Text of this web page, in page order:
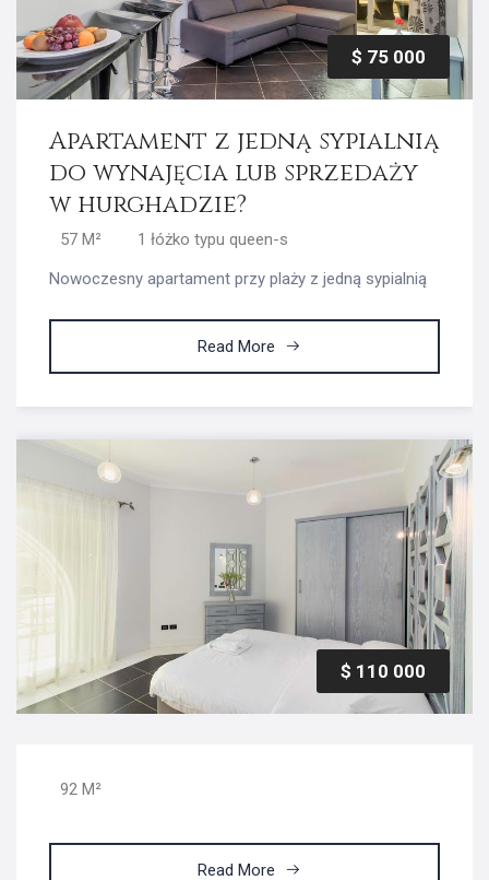
$ 75 000
Apartament z jedną sypialnią
do wynajęcia lub sprzedaży
w hurghadzie?
57 M²
1 łóżko typu queen-s
Nowoczesny apartament przy plaży z jedną sypialnią
Read More
$ 110 000
92 M²
Read More